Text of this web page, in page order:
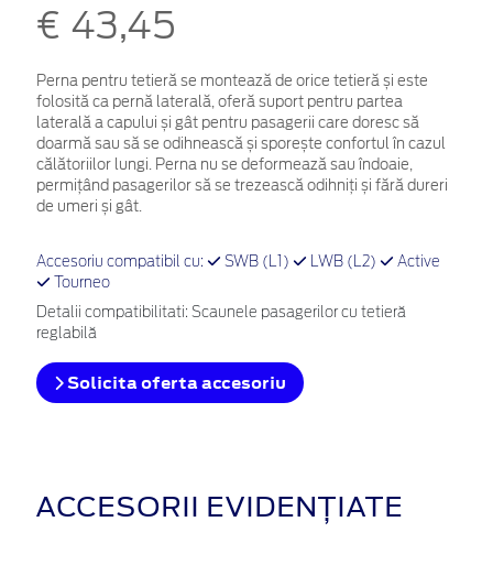
€ 43,45
Perna pentru tetieră se montează de orice tetieră și este
folosită ca pernă laterală, oferă suport pentru partea
laterală a capului și gât pentru pasagerii care doresc să
doarmă sau să se odihnească și sporește confortul în cazul
călătoriilor lungi. Perna nu se deformează sau îndoaie,
permițând pasagerilor să se trezească odihniți și fără dureri
de umeri și gât.
Accesoriu compatibil cu: SWB (L1) LWB (L2)
Active
Tourneo
Detalii compatibilitati: Scaunele pasagerilor cu tetieră
reglabilă
Solicita oferta accesoriu
ACCESORII EVIDENȚIATE